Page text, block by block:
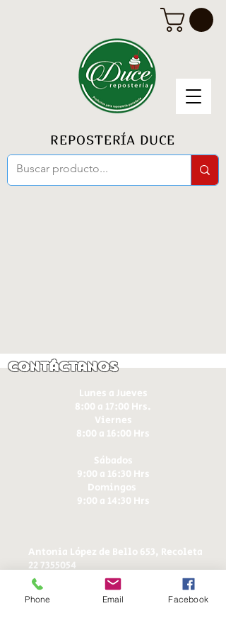
REPOSTERÍA DUCE
Contáctanos
Lunes a Jueves
8:00 a 17:00 Hrs.
Viernes
8:00 a 16:00 Hrs​
Sábados
9:00 a 16:30 Hrs
Domingos
9:00 a 14:30 Hrs
Antonia López de Bello 653, Recoleta
22 7355054
22 7375725
+56 9 75224598
ducereposteria@gmail.com
Phone Email Facebook